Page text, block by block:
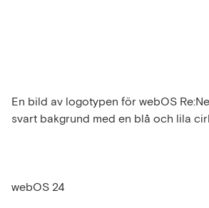
En bild av logotypen för webOS
svart bakgrund med en blå och lila
webOS 24